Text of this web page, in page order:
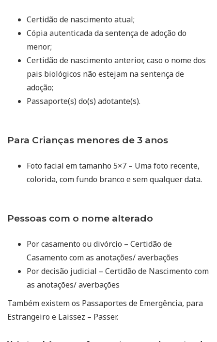
Certidão de nascimento atual;
Cópia autenticada da sentença de adoção do
menor;
Certidão de nascimento anterior, caso o nome dos
pais biológicos não estejam na sentença de
adoção;
Passaporte(s) do(s) adotante(s).
Para Crianças menores de 3 anos
Foto facial em tamanho 5×7 – Uma foto recente,
colorida, com fundo branco e sem qualquer data.
Pessoas com o nome alterado
Por casamento ou divórcio – Certidão de
Casamento com as anotações/ averbações
Por decisão judicial – Certidão de Nascimento com
as anotações/ averbações
Também existem os Passaportes de Emergência, para
Estrangeiro e Laissez – Passer.